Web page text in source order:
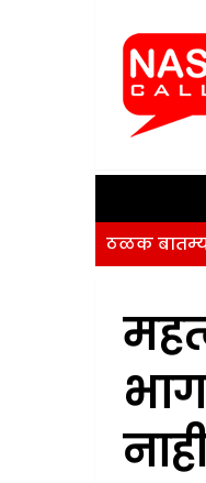
ठळक
(दि. 8 ऑगस्ट)